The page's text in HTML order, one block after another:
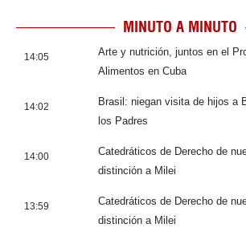
MINUTO A MINUTO
14:05
Arte y nutrición, juntos en el
Alimentos en Cuba
14:02
Brasil: niegan visita de hijos a
los Padres
14:00
Catedráticos de Derecho de
distinción a Milei
13:59
Catedráticos de Derecho de
distinción a Milei